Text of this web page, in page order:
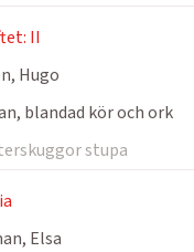
II
Hugo
blandad kör och ork
stupa
Elsa